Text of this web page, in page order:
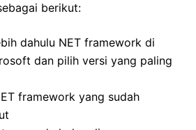
berikut:
dahulu NET framework di
dan pilih versi yang paling
framework yang sudah